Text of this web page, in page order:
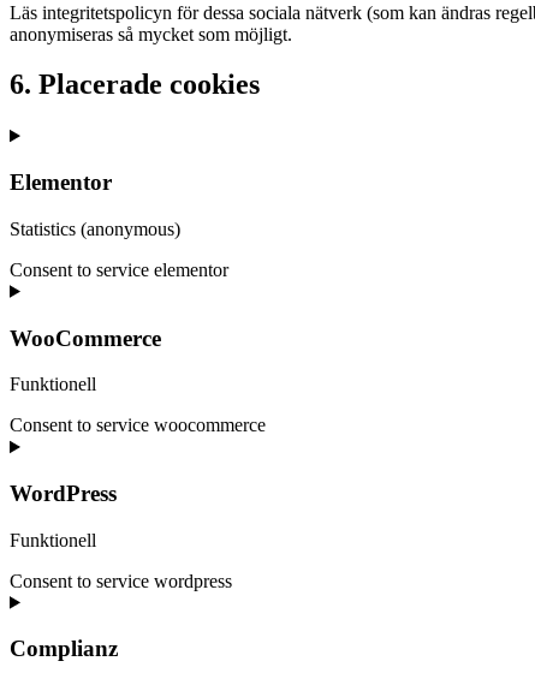
Läs integritetspolicyn för dessa sociala nätverk (som kan ändras
anonymiseras så mycket som möjligt.
6. Placerade cookies
Elementor
Statistics (anonymous)
Consent to service elementor
WooCommerce
Funktionell
Consent to service woocommerce
WordPress
Funktionell
Consent to service wordpress
Complianz